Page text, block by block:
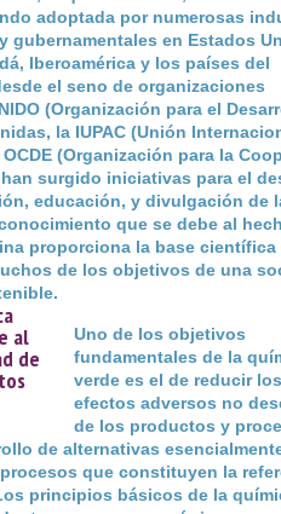
adoptada por numerosas
gubernamentales en Estados
Iberoamérica y los países del
el seno de organizaciones
(Organización para el
la IUPAC (Unión
(Organización para la
surgido iniciativas para el
educación, y divulgación de
que se debe al
proporciona la base científica
de los objetivos de una
al
de
Uno de los objetivos
fundamentales de la
verde es el de reducir
efectos adversos no
de los productos y
de alternativas
que constituyen la
principios básicos de la